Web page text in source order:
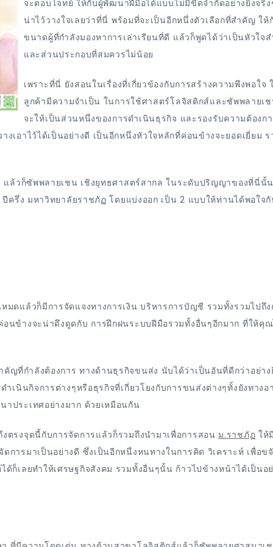
จะตอบโจทย์ ให้กับผู้พัฒนาฝีมือได้แบบไม่มีขีดจํากัดอย่างยิ่งจริ
น่าไว้วางใจเลยว่าที่นี่ พร้อมที่จะเป็นอีกหนึ่งตัวเลือกที่สำคัญ ให้
ขนาดผู้ที่กำลังมองหาการเล่าเรียนที่ดี แล้วก็พูดได้ว่าเป็นหัวใจ
และส่วนประกอบที่สมควรไม่น้อย
เพราะที่นี่ ยังสอนในเรื่องที่เกี่ยวข้องกับการสร้างความพึงพอใจ
ลูกค้ามีความจำเป็น ในการใช้ศาสตร์โลจิสติกส์และซัพพลายเ
จะให้เป็นส่วนหนึ่งของการดำเนินธุรกิจ และรองรับความต้องก
เอาไว้ได้เป็นอย่างดี เป็นอีกหนึ่งหัวใจหลักที่ค่อนข้างจะยอดเยี่ยม ร
แล้วก็ซัพพลายเชน เชิงยุทธศาสตร์สากล ในระดับปริญญาของที่นี่นั้
ครึ่ง มหาวิทยาลัยราชภัฏ โดยแบ่งออก เป็น 2 แบบให้ท่านได้พอใจ
ดแล้วก็มีการจัดแจงทางการเงิน บริหารการบัญชี รวมทั้งรวมไปถึง
นข้างจะน่าดึงดูดกับ การฝึกฝนระบบฝีมือรวมทั้งอื่นๆอีกมาก ที่ให้คุ
ญที่กำลังต้องการ ทางด้านธุรกิจขนส่ง นับได้ว่าเป็นอันที่ดีกว่าอย่าง
เนินกิจการต่างๆหรือธุรกิจที่เกี่ยวโยงกับการขนส่งต่างๆทั้งยังทางอ
ประเทศอย่างมาก ด้วยเหมือนกัน
รงจุดนี้กับการจัดการแล้วก็รวมถึงนำมาเพื่อการสอน ม.ราชภัฏ ให้
การมาเป็นอย่างดี ซึ่งเป็นอีกหนึ่งหนทางในการคิด วิเคราะห์ เพื่อข
ก็เลยทำให้เศรษฐกิจสังคม รวมทั้งอื่นๆนั้น ก้าวไปข้างหน้าได้เป็นอ